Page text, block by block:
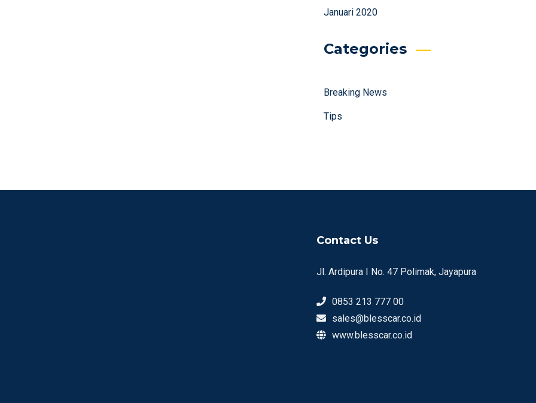
Januari 2020
Categories
Breaking News
Tips
Contact Us
Jl. Ardipura I No. 47 Polimak, Jayapura
0853 213 777 00
sales@blesscar.co.id
www.blesscar.co.id